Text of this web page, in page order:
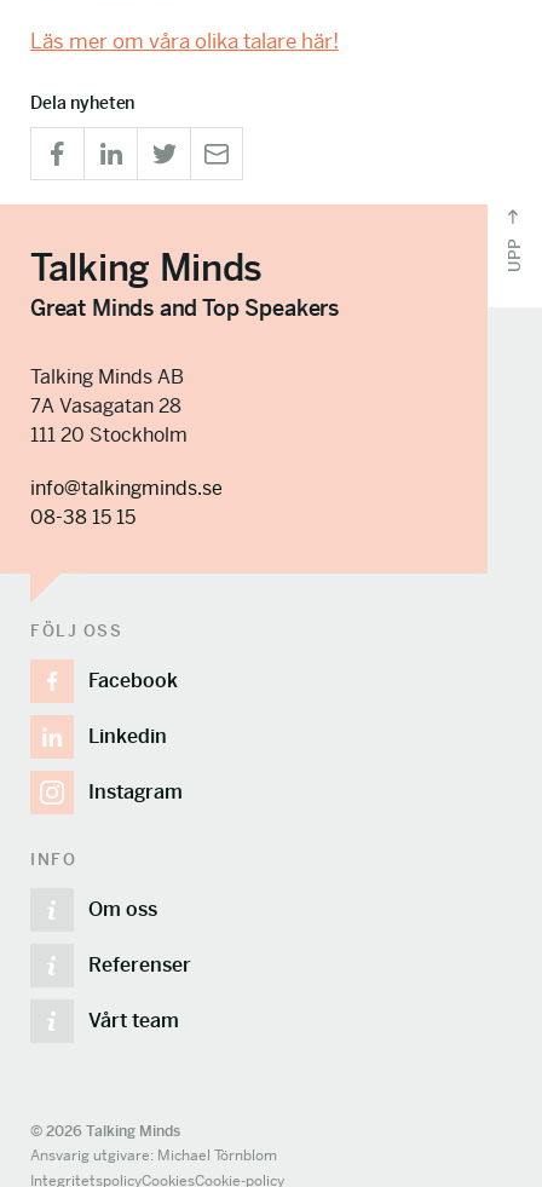
Läs mer om våra olika talare här!
Dela nyheten
Talking Minds
Great Minds and Top Speakers
Talking Minds AB
7A Vasagatan 28
111 20 Stockholm
info@talkingminds.se
08-38 15 15
UPP
FÖLJ OSS
Facebook
Linkedin
Instagram
INFO
Om oss
Referenser
Vårt team
© 2026 Talking Minds
Ansvarig utgivare: Michael Törnblom
IntegritetspolicyCookiesCookie-policy